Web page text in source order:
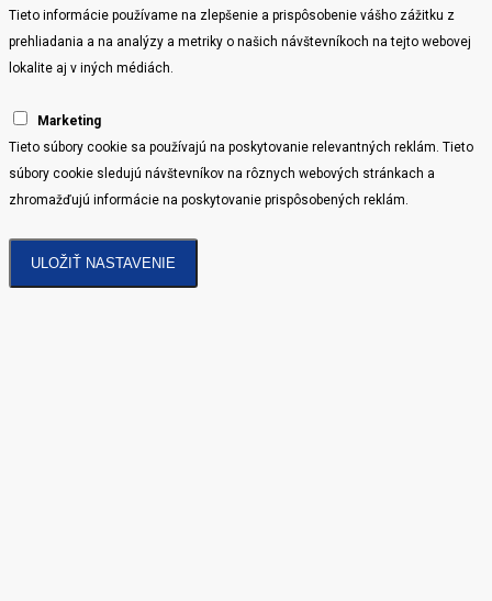
Tieto informácie používame na zlepšenie a prispôsobenie vášho zážitku z
prehliadania a na analýzy a metriky o našich návštevníkoch na tejto webovej
lokalite aj v iných médiách.
Marketing
Tieto súbory cookie sa používajú na poskytovanie relevantných reklám. Tieto
súbory cookie sledujú návštevníkov na rôznych webových stránkach a
zhromažďujú informácie na poskytovanie prispôsobených reklám.
ULOŽIŤ NASTAVENIE